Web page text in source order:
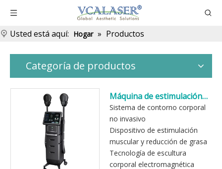
Usted está aquí: Hogar » Productos
Categoría de productos
Máquina de estimulación
muscular HIEMT para
tratamientos de escultura
corporal no invasivos
Sistema de contorno corporal
no invasivo
Dispositivo de estimulación
muscular y reducción de grasa
Tecnología de escultura
corporal electromagnética